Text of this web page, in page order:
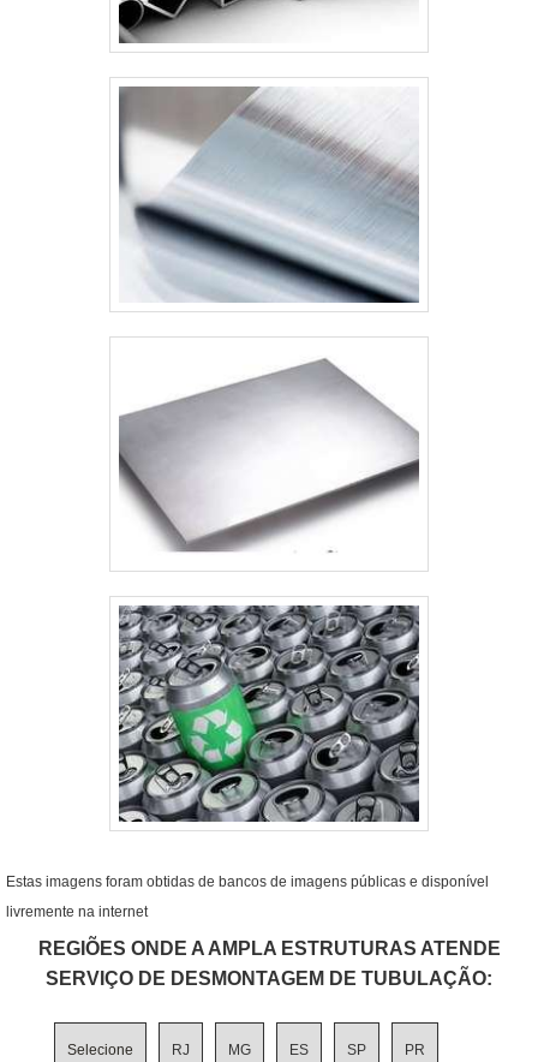
Estas imagens foram obtidas de bancos de imagens públicas e disponível
livremente na internet
REGIÕES ONDE A AMPLA ESTRUTURAS ATENDE
SERVIÇO DE DESMONTAGEM DE TUBULAÇÃO:
Selecione RJ MG ES SP PR